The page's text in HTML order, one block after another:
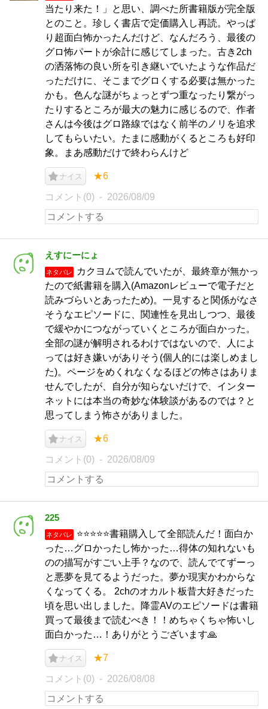
当たり来た！」と思い、調べた所書籍版が完全版
とのこと。珍しく書店で定価購入し再読。やっぱ
り超面白怖かったんだけど、なんだろう、最後の
グロ怖パートが余計に感じてしまった。古き2ch
の洒落怖の良い所を引き継いでいたような作品だ
っただけに、そこまでグロくする必要は無かった
かも。色んな謎がちょっとずつ重なったり繋がっ
たりするところが最大の魅力に感じるので、作者
さんは今後はグロ路線ではなく前半のノリを追求
してもらいたい。たまに感動がくるところも好印
象。まあ感動だけで終わらんけど
ナイス ★6
コメント(0) 2026/08/09
えすにーにょ
ネタバレ
カクヨムで読んでいたが、最終章が無かっ
たので紙書籍を購入(Amazonレビューで電子だと
読みづらいとあったため)。一見すると関係がなさ
そうなエピソードに、関連性を見出しつつ、最後
で緩やかにつながっていくところが面白かった。
全部の謎が解明されるわけではないので、人によ
っては好き嫌いがありそう(個人的には楽しめまし
た)。ページをめくれなくなるほどの怖さはありま
せんでしたが、自分が知らないだけで、インター
ネットには本当の奇妙な体験談があるのでは？と
思ってしまう怖さがありました。
ナイス ★6
コメント(0) 2026/08/09
225
ネタバレ
⭐️⭐️⭐️⭐️⭐️書籍購入して全部読んだ！面白か
った…グロかったし怖かった…得体の知れないも
のの描写がすごい上手？なので、読んでてずーっ
と悪夢を見てるようだった。夢か現実かわからな
くなってくる。 2chのオカルト板昔大好きだった
頃を思い出しました。降霊AVのエピソードは書籍
買って最後まで読むべき！！めちゃくちゃ怖いし
面白かった…！ありがとうございます🙏
ナイス ★7
コメント(0) 2026/08/08